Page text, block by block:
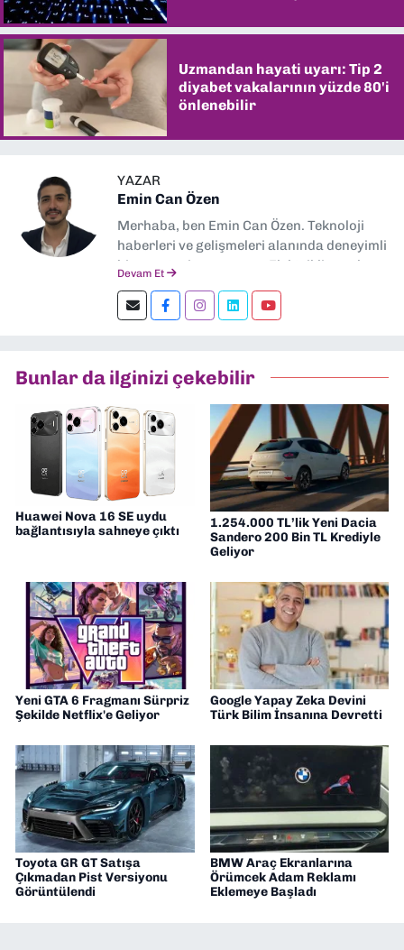
Uzmandan hayati uyarı: Tip 2
diyabet vakalarının yüzde 80'i
önlenebilir
YAZAR
Emin Can Özen
Merhaba, ben Emin Can Özen. Teknoloji
haberleri ve gelişmeleri alanında deneyimli
bir gazeteci ve yazarım. Elektrikli araçlar,
en çok ilgi duyduğum konular.
Dokuzeylul.com’da yazar olarak görev
İzmir’den teknoloji dünyasına dair
yorumlarımı paylaşıyorum. Takipte kalın!
🚀
Devam Et
Bunlar da ilginizi çekebilir
Huawei Nova 16 SE uydu
bağlantısıyla sahneye çıktı
1.254.000 TL’lik Yeni Dacia
Sandero 200 Bin TL Krediyle
Geliyor
Yeni GTA 6 Fragmanı Sürpriz
Şekilde Netflix'e Geliyor
Google Yapay Zeka Devini
Türk Bilim İnsanına Devretti
Toyota GR GT Satışa
Çıkmadan Pist Versiyonu
Görüntülendi
BMW Araç Ekranlarına
Örümcek Adam Reklamı
Eklemeye Başladı